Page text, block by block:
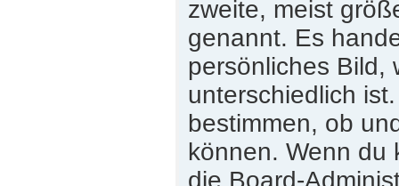
zweite, meist
genannt. Es
persönliches Bild,
unterschiedlich
bestimmen, ob
können. Wenn du
die Board-